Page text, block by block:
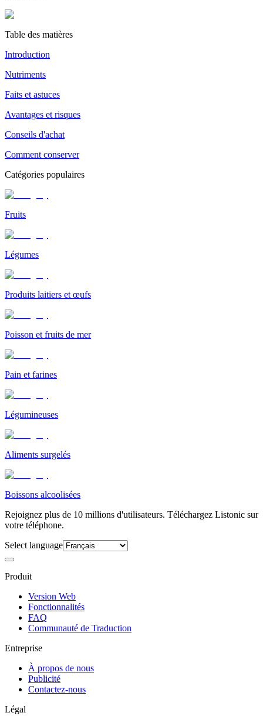
Table des matières
Introduction
Nutriments
Faits et astuces
Avantages et risques
Conseils d'achat
Comment conserver
Catégories populaires
Fruits
Légumes
Produits laitiers et œufs
Poisson et fruits de mer
Pain et farines
Légumineuses
Aliments surgelés
Boissons alcoolisées
Rejoignez plus de 10 millions d'utilisateurs. Téléchargez Listonic sur
votre téléphone.
Select language
Produit
Version Web
Fonctionnalités
FAQ
Communauté de Traduction
Entreprise
À propos de nous
Publicité
Contactez-nous
Légal